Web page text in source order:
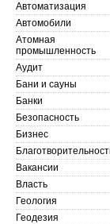
Автоматизация
Автомобили
Атомная
промышленность
Аудит
Бани и сауны
Банки
Безопасность
Бизнес
Вакансии
Власть
Геология
Геодезия